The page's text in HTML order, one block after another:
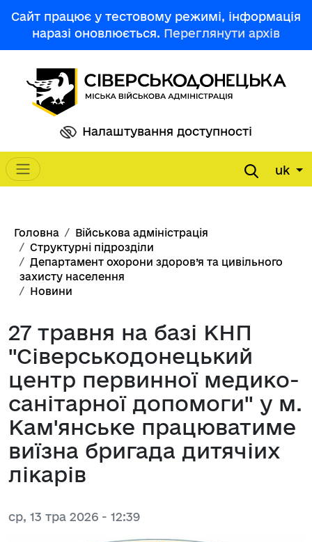
Сайт працює у тестовому режимі, інформація
наразі оновлюється. Переглянути архів
Налаштування доступності
Main navigation uk
Рядок навіґації
Головна
Військова адміністрація
Структурні підрозділи
Департамент охорони здоров’я та цивільного
захисту населення
Новини
27 травня на базі КНП
"Сіверськодонецький
центр первинної медико-
санітарної допомоги" у м.
Кам'янське працюватиме
виїзна бригада дитячіих
лікарів
ср, 13 тра 2026 - 12:39